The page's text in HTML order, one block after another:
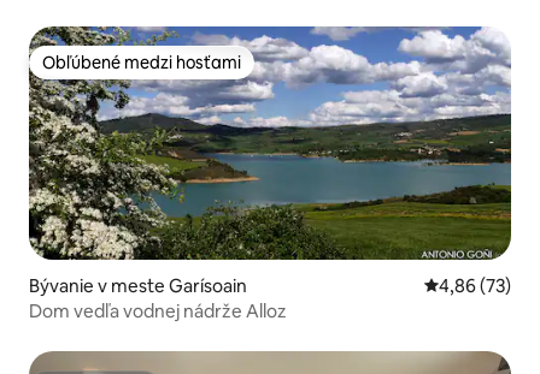
Obľúbené medzi hosťami
Obľúbené medzi hosťami
Bývanie v meste Garísoain Priemerné
4,86 (73)
Dom vedľa vodnej nádrže Alloz